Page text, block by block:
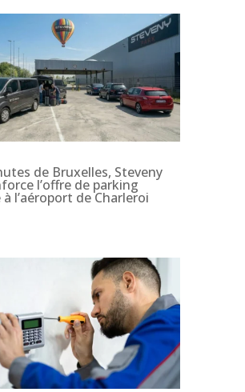
de Bruxelles, Steveny
l’offre de parking
à l’aéroport de Charleroi